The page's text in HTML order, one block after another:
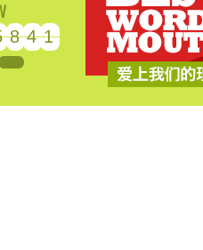
8 4 1